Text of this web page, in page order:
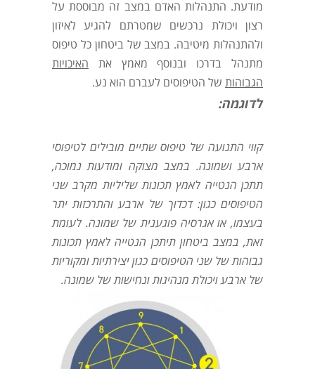
מודעת. התנהלות האדם במצב זה מבוססת על
רצון ויכולת נרכשים שמטרתם להגיע לאיזון
ולהתנהלות מיטיבה. במצב של ביטחון כל טיפוס
מתנהל בדרכו ובנוסף מאמץ את האיכויות
הגבוהות של הטיפוסים לעברם הוא נע.
לדוגמה:
קווי התנועה של טיפוס שתיים מובילים לטיפוסי
ארבע ושמונה. במצב מצוקה ומודעות נמוכה,
תתכן הנטייה לאמץ תכונות שליליות מקרב שני
הטיפוסים כגון: דכדוך של ארבע והתרכזות יתר
בעצמו, או אגרסיה פוגענית של שמונה. לעומת
זאת, במצב ביטחון תיתכן הנטייה לאמץ תכונות
גבוהות של שני הטיפוסים כגון יצירתיות ומקוריות
של ארבע ויכולת מנהיגות ונחישות של שמונה.